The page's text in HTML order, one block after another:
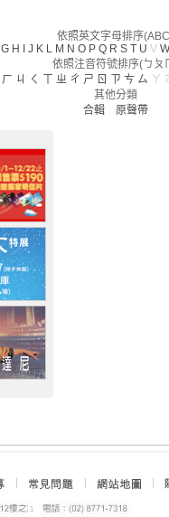
依照英文字母排序
G H J K L M N O P Q R S T U V W
依照注音符號排序(ㄅㄆ
ㄏ ㄐ ㄑ ㄓ ㄔ ㄕ ㄖ ㄗ ㄘ ㄙ ㄚ
其他分類
合輯
原聲帶